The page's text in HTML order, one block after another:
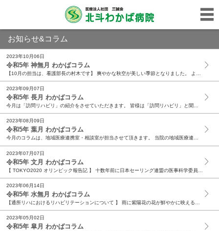
お知らせ&コラム
2023年10月06日
令和5年 神無月 わかばコラム
2023年09月07日
令和5年 長月 わかばコラム
今月は「訪問リハビリ」の紹介をさせていただきます。 皆様は「訪問リハビリ」と聞いて、どのようなイメージを持たれるでしょうか？ 私の家族に聞いてみたところ、「リハビリの先生が家に来て、マッサージ...
2023年08月09日
令和5年 葉月 わかばコラム
今月のコラムは、地域医療連携室・相談室が担当させて頂きます。 当院の地域医療連携室は、1階総合受付奥に位置し、看護師1名、社会福祉士（ソーシャルワーカー）2名の計3名が在籍しています。 業務内...
2023年07月07日
令和5年 文月 わかばコラム
2023年06月14日
令和5年 水無月 わかばコラム
2023年05月02日
令和5年 皐月 わかばコラム